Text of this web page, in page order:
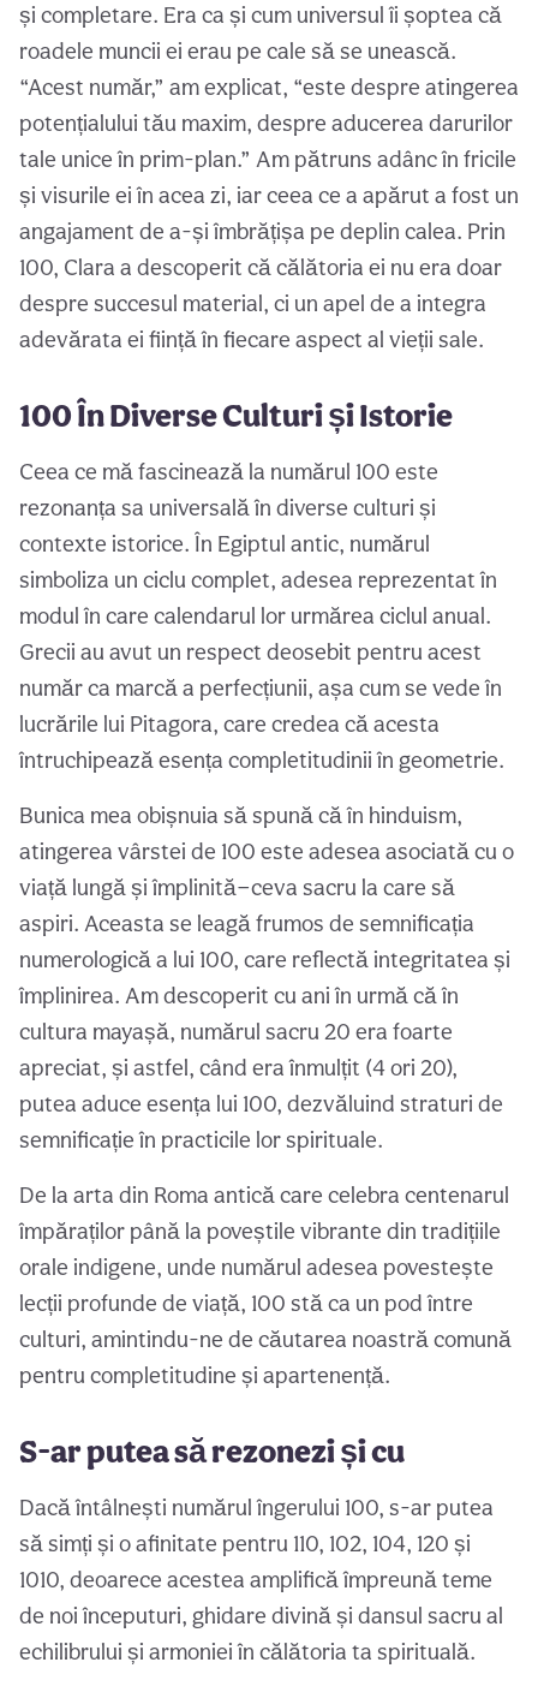
și completare. Era ca și cum universul îi șoptea că
roadele muncii ei erau pe cale să se unească.
“Acest număr,” am explicat, “este despre atingerea
potențialului tău maxim, despre aducerea darurilor
tale unice în prim-plan.” Am pătruns adânc în fricile
și visurile ei în acea zi, iar ceea ce a apărut a fost un
angajament de a-și îmbrățișa pe deplin calea. Prin
100, Clara a descoperit că călătoria ei nu era doar
despre succesul material, ci un apel de a integra
adevărata ei ființă în fiecare aspect al vieții sale.
100 În Diverse Culturi și Istorie
Ceea ce mă fascinează la numărul 100 este
rezonanța sa universală în diverse culturi și
contexte istorice. În Egiptul antic, numărul
simboliza un ciclu complet, adesea reprezentat în
modul în care calendarul lor urmărea ciclul anual.
Grecii au avut un respect deosebit pentru acest
număr ca marcă a perfecțiunii, așa cum se vede în
lucrările lui Pitagora, care credea că acesta
întruchipează esența completitudinii în geometrie.
Bunica mea obișnuia să spună că în hinduism,
atingerea vârstei de 100 este adesea asociată cu o
viață lungă și împlinită—ceva sacru la care să
aspiri. Aceasta se leagă frumos de semnificația
numerologică a lui 100, care reflectă integritatea și
împlinirea. Am descoperit cu ani în urmă că în
cultura mayașă, numărul sacru 20 era foarte
apreciat, și astfel, când era înmulțit (4 ori 20),
putea aduce esența lui 100, dezvăluind straturi de
semnificație în practicile lor spirituale.
De la arta din Roma antică care celebra centenarul
împăraților până la poveștile vibrante din tradițiile
orale indigene, unde numărul adesea povestește
lecții profunde de viață, 100 stă ca un pod între
culturi, amintindu-ne de căutarea noastră comună
pentru completitudine și apartenență.
S-ar putea să rezonezi și cu
Dacă întâlnești numărul îngerului 100, s-ar putea
să simți și o afinitate pentru 110, 102, 104, 120 și
1010, deoarece acestea amplifică împreună teme
de noi începuturi, ghidare divină și dansul sacru al
echilibrului și armoniei în călătoria ta spirituală.